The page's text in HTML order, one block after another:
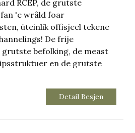
RCEP, de grutste
'e wrâld foar
úteinlik offisjeel tekene
De frije
grutste befolking, de meast
en de grutste
Detail Besjen